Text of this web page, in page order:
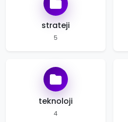
strateji
5
teknoloji
4